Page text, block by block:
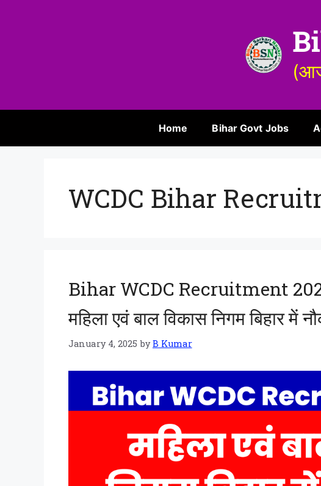
Home Bihar Govt Jobs
WCDC Bihar
Bihar WCDC Recruitment
महिला एवं बाल विकास निगम बिहार में
January 4, 2025 byB Kumar